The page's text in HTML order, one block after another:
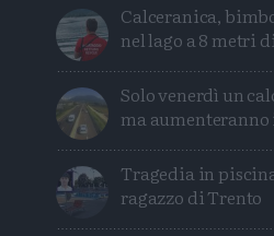
Calceranica,
nel lago a 8 metri
Solo venerdì un
ma
Tragedia in
ragazzo di Trento